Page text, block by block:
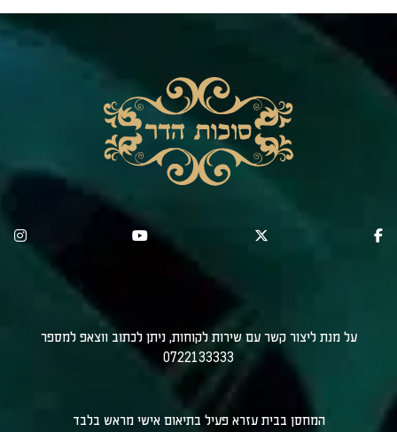
על מנת ליצור קשר עם שירות לקוחות, ניתן לכתוב ווצאפ למספר
0722133333
המחסן בבית עזרא פעיל בתיאום אישי מראש בלבד